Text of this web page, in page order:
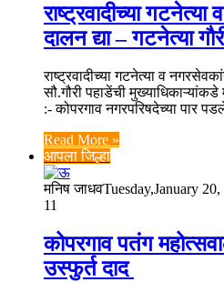
राष्ट्रवादीच्या
दालन द्या – गटनेत्या
राष्ट्रवादीच्या गटनेत्या व
सौ.गौरी पहाडेंची मुख्याधिकाऱ्यांकडे
:- कोपरगाव नगरपरिषदेच्या पार
Read More »
आपला जिल्हा
मनिष जाधवTuesday,January
11
कोपरगाव पतंग
उस्फुर्त दाद